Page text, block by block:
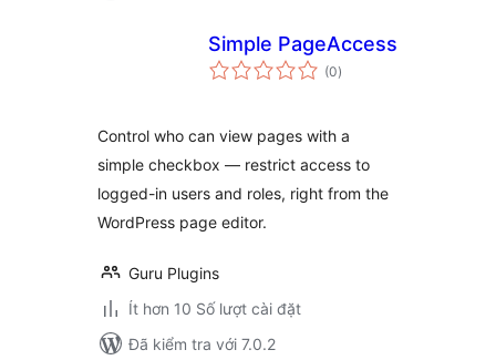
Simple PageAccess
(0tổng
đánh
)
Control who can view pages with a
simple checkbox — restrict access to
logged-in users and roles, right from the
WordPress page editor.
Guru Plugins
Ít hơn 10 Số lượt cài đặt
Đã kiểm tra với 7.0.2